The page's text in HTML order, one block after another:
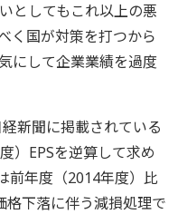
としてもこれ以上の悪
く国が対策を打つから
にして企業業績を過度
経新聞に掲載されている
）EPSを逆算して求め
前年度（2014年度）比
格下落に伴う減損処理で